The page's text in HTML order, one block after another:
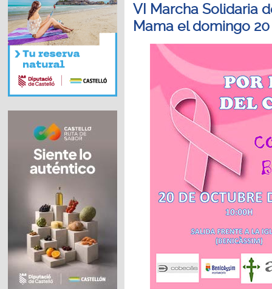
VI Marcha Solidaria
Mama el domingo